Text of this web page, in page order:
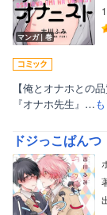
マンガ｜巻
【俺とオナホとの
『オナホ先生』…
ドジっこぱんつ